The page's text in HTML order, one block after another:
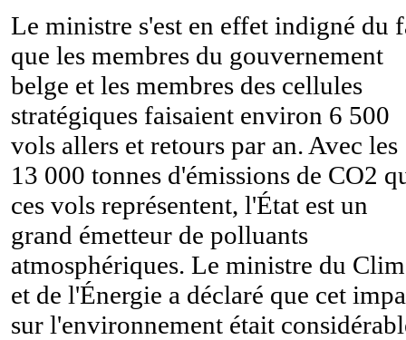
Le ministre s'est en effet indigné du
que les membres du gouvernement
belge et les membres des cellules
stratégiques faisaient environ 6 500
vols allers et retours par an. Avec les
13 000 tonnes d'émissions de CO2
ces vols représentent, l'État est un
grand émetteur de polluants
atmosphériques. Le ministre du
et de l'Énergie a déclaré que cet
sur l'environnement était